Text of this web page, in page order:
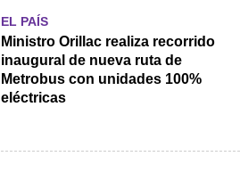
EL PAÍS
Ministro Orillac realiza recorrido
inaugural de nueva ruta de
Metrobus con unidades 100%
eléctricas